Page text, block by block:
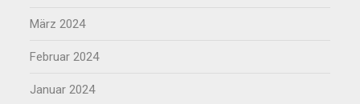
März 2024
Februar 2024
Januar 2024